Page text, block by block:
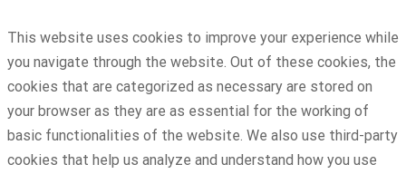
This website uses cookies to improve your experience while
you navigate through the website. Out of these cookies, the
cookies that are categorized as necessary are stored on
your browser as they are as essential for the working of
basic functionalities of the website. We also use third-party
cookies that help us analyze and understand how you use